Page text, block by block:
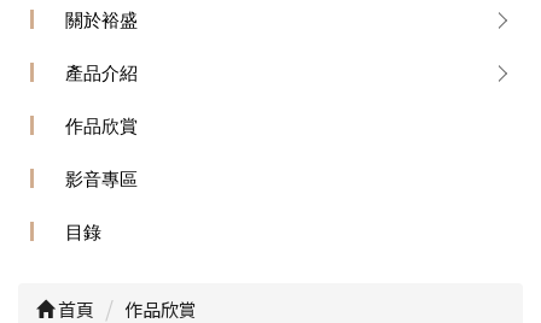
關於裕盛
產品介紹
作品欣賞
影音專區
目錄
首頁 作品欣賞